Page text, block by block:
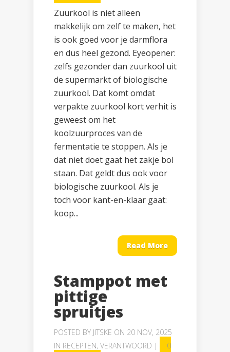
Zuurkool is niet alleen
makkelijk om zelf te maken, het
is ook goed voor je darmflora
en dus heel gezond. Eyeopener:
zelfs gezonder dan zuurkool uit
de supermarkt of biologische
zuurkool. Dat komt omdat
verpakte zuurkool kort verhit is
geweest om het
koolzuurproces van de
fermentatie te stoppen. Als je
dat niet doet gaat het zakje bol
staan. Dat geldt dus ook voor
biologische zuurkool. Als je
toch voor kant-en-klaar gaat:
koop...
Read More
Stamppot met
pittige
spruitjes
POSTED BY JITSKE ON 20 NOV, 2025
IN RECEPTEN, VERANTWOORD | 0